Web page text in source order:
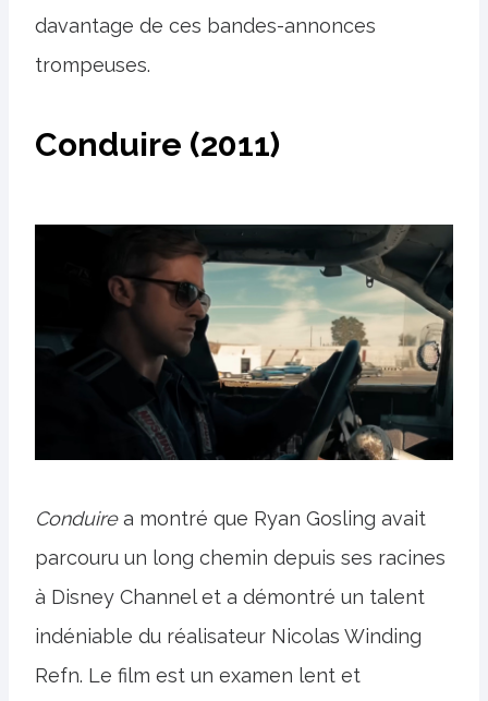
davantage de ces bandes-annonces
trompeuses.
Conduire (2011)
Conduirea montré que Ryan Gosling avait
parcouru un long chemin depuis ses racines
à Disney Channel et a démontré un talent
indéniable du réalisateur Nicolas Winding
Refn. Le film est un examen lent et